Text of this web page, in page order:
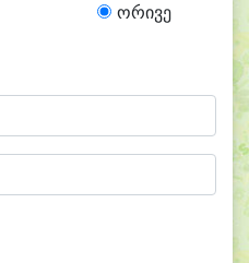
ორივე